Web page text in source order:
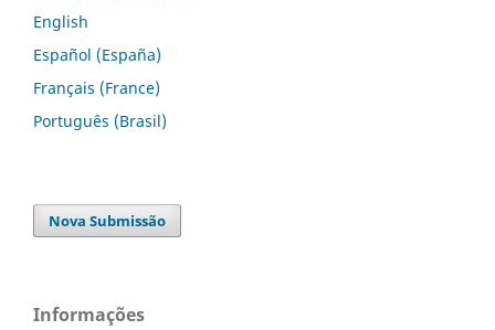
English
Español (España)
Français (France)
Português (Brasil)
Nova Submissão
Informações